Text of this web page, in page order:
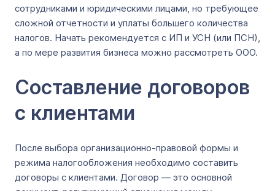
сотрудниками и юридическими лицами, но требующее
сложной отчетности и уплаты большего количества
налогов. Начать рекомендуется с ИП и УСН (или ПСН),
а по мере развития бизнеса можно рассмотреть ООО.
Составление договоров
с клиентами
После выбора организационно-правовой формы и
режима налогообложения необходимо составить
договоры с клиентами. Договор — это основной